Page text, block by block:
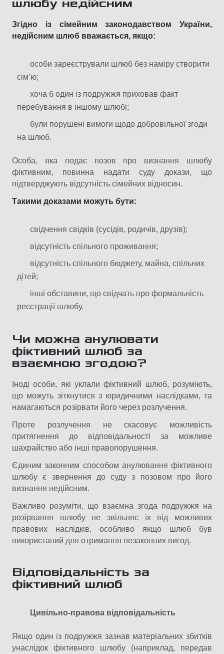
шлюбу недійсним
Згідно із сімейним законодавством України,
недійсним шлюб вважається, якщо:
особи зареєстрували шлюб без наміру створити
сім’ю;
хоча б один із подружжя приховав факт
перебування в іншому шлюбі;
були порушені вимоги щодо добровільної згоди
на шлюб.
Особа, яка подає позов про визнання шлюбу
фіктивним, повинна надати суду докази, що
підтверджують відсутність сімейних відносин.
Такими доказами можуть бути:
свідчення свідків (сусідів, родичів, друзів);
відсутність спільного проживання;
відсутність спільного бюджету, майна, спільних
дітей;
інші обставини, що свідчать про формальність
реєстрації шлюбу.
Чи можна анулювати
фіктивний шлюб за
взаємною згодою?
Іноді особи, які уклали фіктивний шлюб, розуміють,
що можуть зіткнутися з юридичними наслідками, та
намагаються розірвати його через розлучення.
Проте розлучення не скасовує можливість
притягнення до відповідальності за можливе
шахрайство або інші правопорушення.
Єдиним законним способом анулювання фіктивного
шлюбу є звернення до суду з позовом про його
визнання недійсним.
Важливо розуміти, що взаємна згода подружжя на
розірвання шлюбу не звільняє їх від можливих
правових наслідків, особливо якщо шлюб був
використаний для отримання незаконних вигод.
Відповідальність за
фіктивний шлюб
Цивільно-правова відповідальність
Якщо один із подружжя зазнав матеріальних збитків
унаслідок фіктивного шлюбу (наприклад, передав